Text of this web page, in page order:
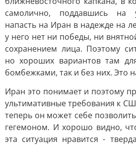
самолично, поддавшись на
напасть на Иран в надежде на
у него нет ни победы, ни
сохранением лица. Поэтому
но хороших вариантов там
бомбежками, так и без них. Это
Иран это понимает и поэтому
ультимативные требования к
теперь он может себе
гегемоном. И хорошо видно,
эта ситуация нравится -